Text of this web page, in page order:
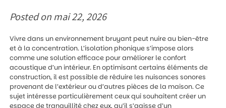
Posted onmai 22, 2026
Vivre dans un environnement bruyant peut nuire au bien-être
et à la concentration. L’isolation phonique s’impose alors
comme une solution efficace pour améliorer le confort
acoustique d’un intérieur. En optimisant certains éléments de
construction, il est possible de réduire les nuisances sonores
provenant de l’extérieur ou d’autres pièces de la maison. Ce
sujet intéresse particulièrement ceux qui souhaitent créer un
espace de tranquillité chez eux, qu’il s’agisse d’un